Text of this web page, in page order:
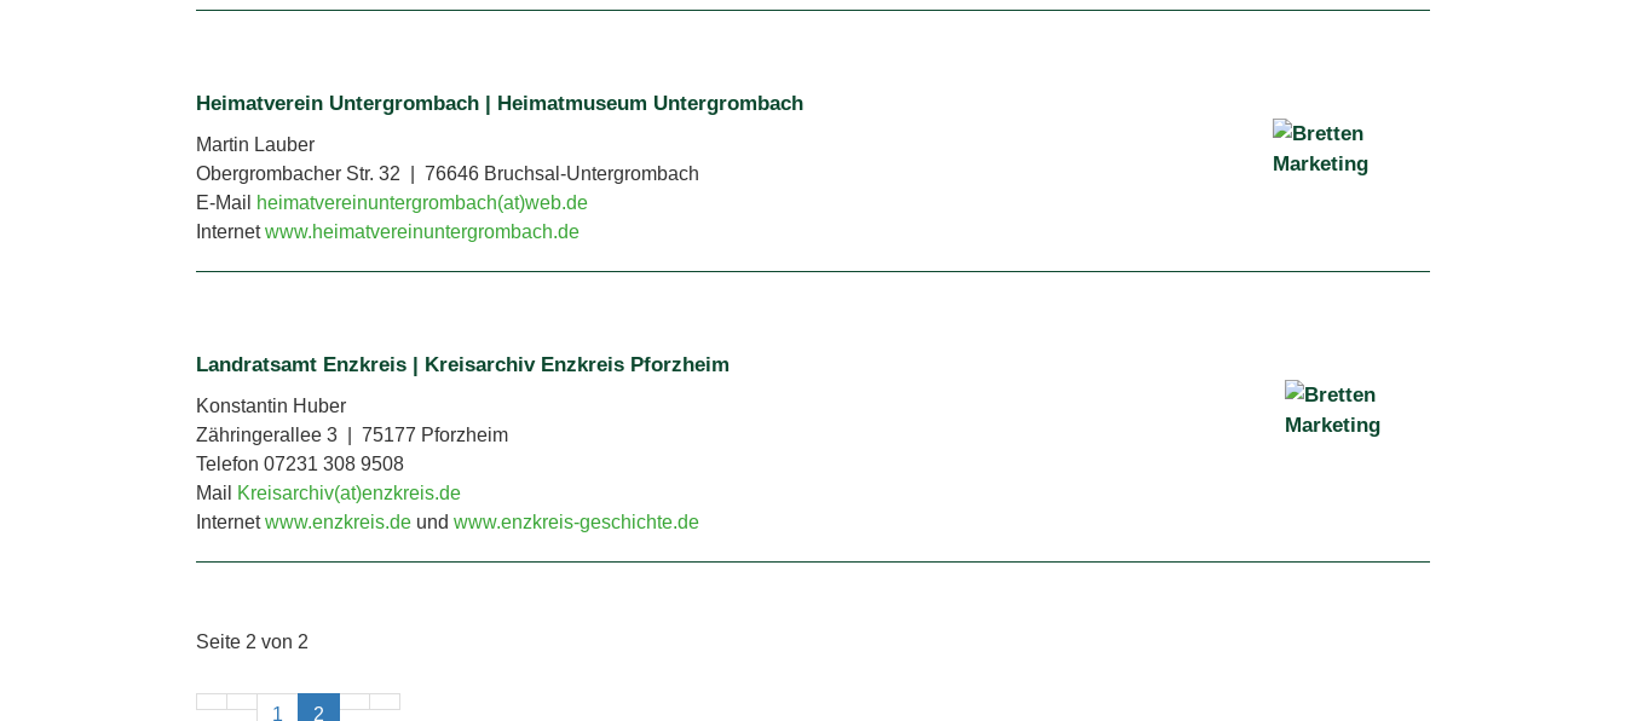
Heimatverein Untergrombach | Heimatmuseum Untergrombach
Martin Lauber
Obergrombacher Str. 32 | 76646 Bruchsal-Untergrombach
E-Mail
heimatvereinuntergrombach(at)web.de
Internetwww.heimatvereinuntergrombach.de
Landratsamt Enzkreis | Kreisarchiv Enzkreis Pforzheim
Konstantin Huber
Zähringerallee 3 | 75177 Pforzheim
Telefon 07231 308 9508
Mail
Kreisarchiv(at)enzkreis.de
Internetwww.enzkreis.de und www.enzkreis-geschichte.de
Seite 2 von 2
1 2